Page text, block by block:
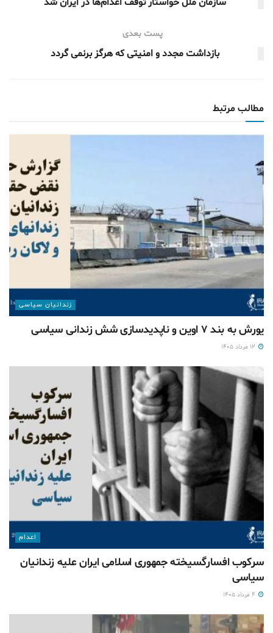
پست بعدی
بازداشت مجدد و امنیتی که هرگز برنمی گردد
مطالب مرتبط
زندانیان سیاسی
یورش به بند ۷ اوین و ناپدیدسازی شش زندانی سیاسی
اعدام
سرکوب افسارگسیخته جمهوری اسلامی ایران علیه زندانیان
سیاسی